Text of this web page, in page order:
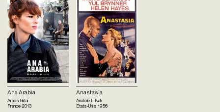
Ana Arabia
Amos Gitaï
France 2013
Anastasia
Anatole Litvak
Etats-Unis 1956